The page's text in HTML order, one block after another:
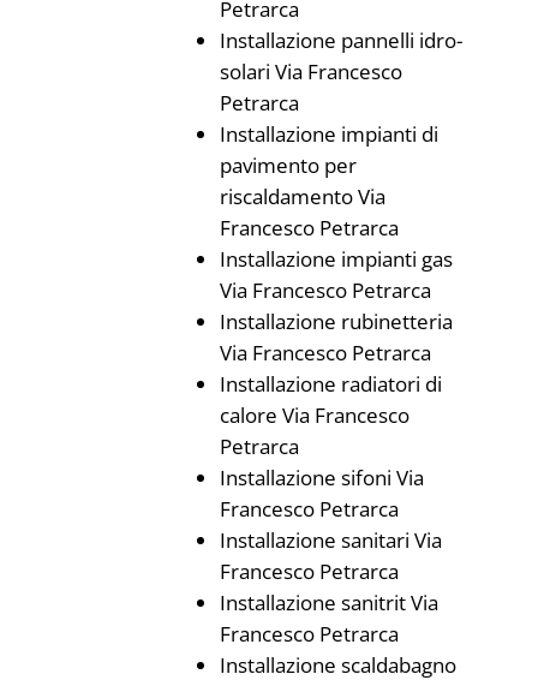
Petrarca
Installazione pannelli idro-
solari Via Francesco
Petrarca
Installazione impianti di
pavimento per
riscaldamento Via
Francesco Petrarca
Installazione impianti gas
Via Francesco Petrarca
Installazione rubinetteria
Via Francesco Petrarca
Installazione radiatori di
calore Via Francesco
Petrarca
Installazione sifoni Via
Francesco Petrarca
Installazione sanitari Via
Francesco Petrarca
Installazione sanitrit Via
Francesco Petrarca
Installazione scaldabagno